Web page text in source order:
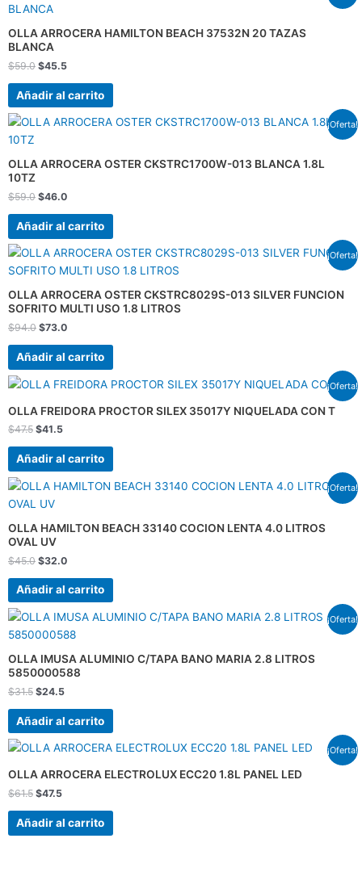
OLLA ARROCERA HAMILTON BEACH 37532N 20 TAZAS
BLANCA
$59.0
original
$59.0.
$45.5
$45.5.
Añadir al carrito
¡Oferta!
OLLA ARROCERA OSTER CKSTRC1700W-013 BLANCA 1.8L
10TZ
$59.0
El
era:
$59.0.
$46.0
El
es:
$46.0.
Añadir al carrito
¡Oferta!
OLLA ARROCERA OSTER CKSTRC8029S-013 SILVER FUNCION
SOFRITO MULTI USO 1.8 LITROS
$94.0
El
original
era:
$94.0.
$73.0
El
actual
es:
$73.0.
Añadir al carrito
¡Oferta!
OLLA FREIDORA PROCTOR SILEX 35017Y NIQUELADA CON T
$47.5
El
original
era:
$47.5.
$41.5
El
actual
es:
$41.5.
Añadir al carrito
¡Oferta!
OLLA HAMILTON BEACH 33140 COCION LENTA 4.0 LITROS
OVAL UV
$45.0
El
original
$45.0.
$32.0
El
$32.0.
Añadir al carrito
¡Oferta!
OLLA IMUSA ALUMINIO C/TAPA BANO MARIA 2.8 LITROS
5850000588
$31.5
El
original
era:
$31.5.
$24.5
El
actual
es:
$24.5.
Añadir al carrito
¡Oferta!
OLLA ARROCERA ELECTROLUX ECC20 1.8L PANEL LED
$61.5
El
original
$61.5.
$47.5
El
actual
$47.5.
Añadir al carrito